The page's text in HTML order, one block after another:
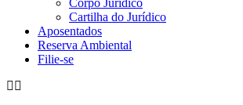
Corpo Jurídico
Cartilha do Jurídico
Aposentados
Reserva Ambiental
Filie-se